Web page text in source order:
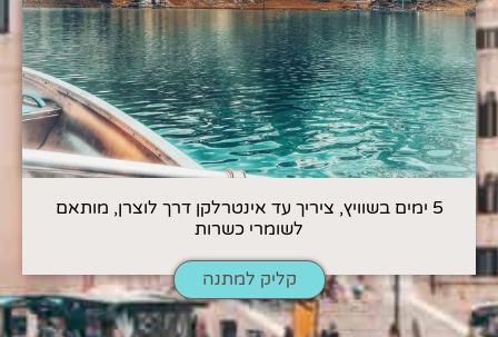
5 ימים בשוויץ, ציריך עד אינטרלקן דרך לוצרן, מותאם
לשומרי כשרות
קליק למתנה